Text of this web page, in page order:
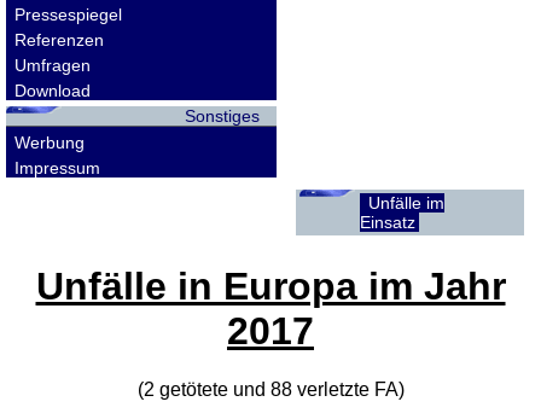
Pressespiegel
Referenzen
Umfragen
Download
Sonstiges
Werbung
Impressum
Unfälle im
Einsatz
Unfälle in Europa im Jahr
2017
(2 getötete und 88 verletzte FA)